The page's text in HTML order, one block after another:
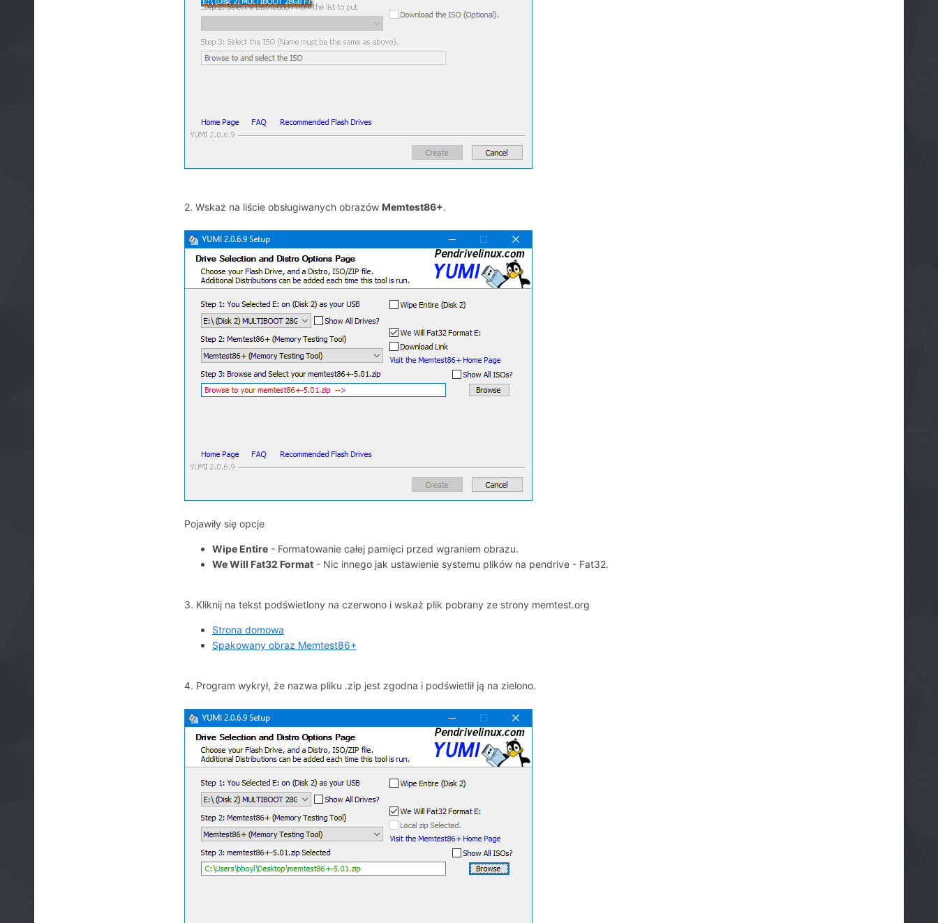
2. Wskaż na liście obsługiwanych obrazów Memtest86+.
Pojawiły się opcje
Wipe Entire- Formatowanie całej pamięci przed wgraniem obrazu.
We Will Fat32 Format- Nic innego jak ustawienie systemu plików na pendrive - Fat32.
3. Kliknij na tekst podświetlony na czerwono i wskaż plik pobrany ze strony memtest.org
Strona domowa
Spakowany obraz Memtest86+
4. Program wykrył, że nazwa pliku .zip jest zgodna i podświetlił ją na zielono.